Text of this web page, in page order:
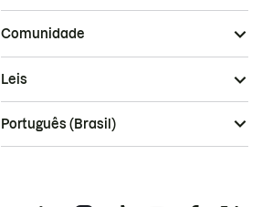
Comunidade
Leis
Português (Brasil)